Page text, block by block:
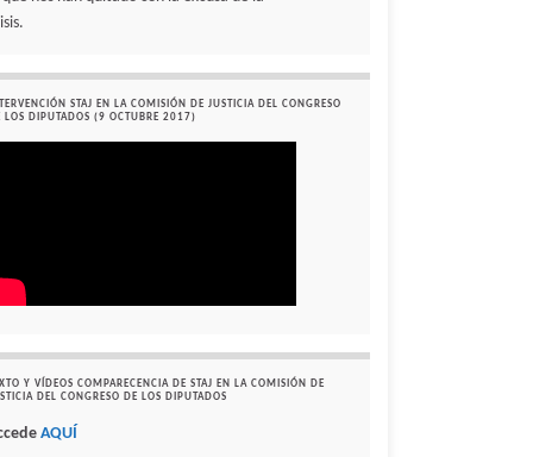
STAJ EN LA COMISIÓN DE JUSTICIA DEL CONGRESO
LOS DIPUTADOS (9 OCTUBRE 2017)
Y VÍDEOS COMPARECENCIA DE STAJ EN LA COMISIÓN DE
DEL CONGRESO DE LOS DIPUTADOS
AQUÍ